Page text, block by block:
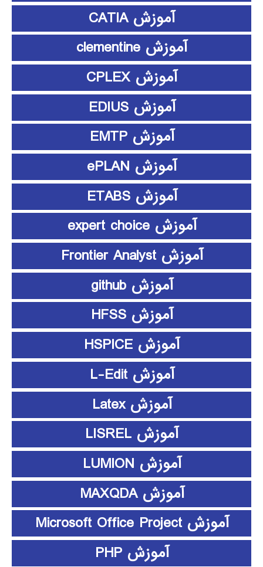
آموزش CATIA
آموزش clementine
آموزش CPLEX
آموزش EDIUS
آموزش EMTP
آموزش ePLAN
آموزش ETABS
آموزش expert choice
آموزش Frontier Analyst
آموزش github
آموزش HFSS
آموزش HSPICE
آموزش L-Edit
آموزش Latex
آموزش LISREL
آموزش LUMION
آموزش MAXQDA
آموزش Microsoft Office Project
آموزش PHP